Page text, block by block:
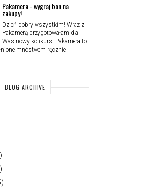
Pakamera - wygraj bon na
zakupy!
Dzień dobry wszystkim! Wraz z
Pakamerą przygotowałam dla
Was nowy konkurs. Pakamera to
mnóstwem ręcznie
BLOG ARCHIVE